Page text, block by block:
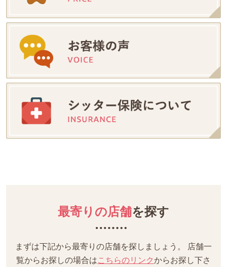
最寄りの店舗を探す
まずは下記から最寄りの店舗を探しましょう。
店舗一
覧からお探しの場合はこちらのリンクからお探し下さ